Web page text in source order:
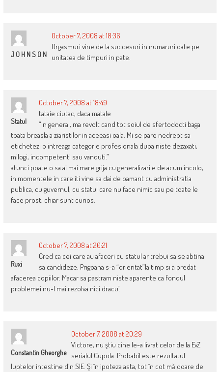
J O H N S O N
October 7, 2008 at 18:36
Orgasmuri vine de la succesuri in numaruri date pe
unitatea de timpuri in pate.
Statul
October 7, 2008 at 18:49
tataie ciutac, daca matale
“In general, ma revolt cand tot soiul de sfertodocti baga
toata breasla a ziaristilor in aceeasi oala. Mi se pare nedrept sa
etichetezi o intreaga categorie profesionala dupa niste dezaxati,
milogi, incompetenti sau vanduti.”
atunci poate o sa ai mai mare grija cu generalizarile de acum incolo,
in momentele in care iti vine sa dai de pamant cu administratia
publica, cu guvernul, cu statul care nu face nimic sau pe toate le
face prost. chiar sunt curios.
Ruxi
October 7, 2008 at 20:21
Cred ca cei care au afaceri cu statul ar trebui sa se abtina
sa candideze. Prigoana s-a “orientat”la timp si a predat
afacerea copiilor. Macar sa pastram niste aparente ca fondul
problemei nu-l mai rezolva nici dracu’.
Constantin Gheorghe
October 7, 2008 at 20:29
Victore, nu ştiu cine le-a livrat celor de la EvZ
serialul Cupola. Probabil este rezultatul
luptelor intestine din SIE. Şi în ipoteza asta, tot în cot mă doare de